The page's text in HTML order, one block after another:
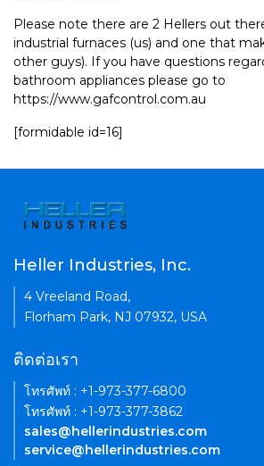
Please note there are 2 Hellers out
industrial furnaces (us) and one that
other guys). If you have questions
bathroom appliances please go to
https://www.gafcontrol.com.au
[formidable id=16]
Heller Industries, Inc.
4 Vreeland Road,
Florham Park, NJ 07932, USA
ติดต่อเรา
โทรศัพท์ : +1-973-377-6800
โทรศัพท์ : +1-973-377-3862
sales@hellerindustries.com
service@hellerindustries.com